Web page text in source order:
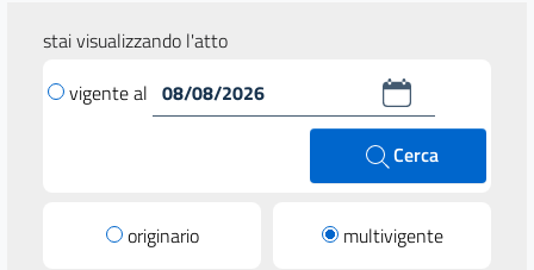
stai visualizzando l'atto
vigente al
Cerca
originario multivigente